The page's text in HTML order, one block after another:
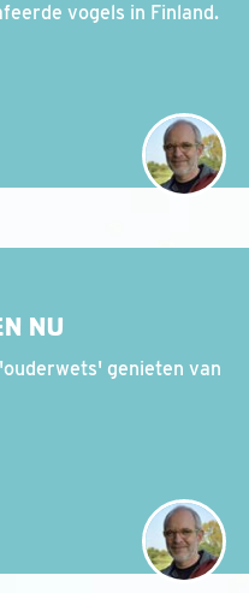
vogels in Finland.
NU
genieten van